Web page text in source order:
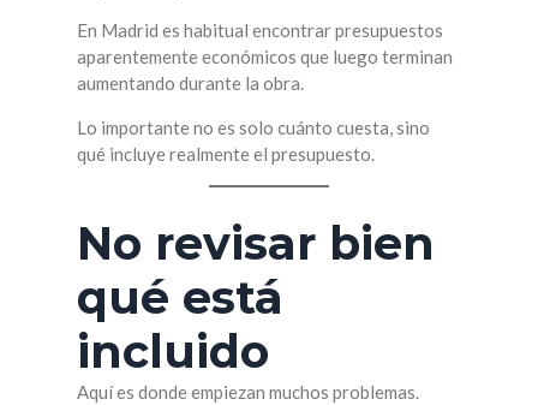
En Madrid es habitual encontrar presupuestos
aparentemente económicos que luego terminan
aumentando durante la obra.
Lo importante no es solo cuánto cuesta, sino
qué incluye realmente el presupuesto.
No revisar bien
qué está
incluido
Aquí es donde empiezan muchos problemas.